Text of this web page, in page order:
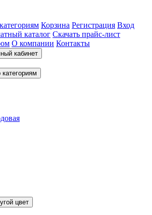
Корзина Регистрация Вход
каталог Скачать прайс-лист
О компании Контакты
кабинет
категориям
Выбрать другой цвет